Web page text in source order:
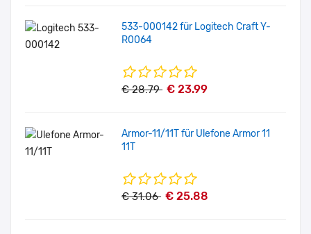
533-000142 für Logitech Craft Y-
R0064
€ 28.79 € 23.99
Armor-11/11T für Ulefone Armor 11
11T
€ 31.06 € 25.88